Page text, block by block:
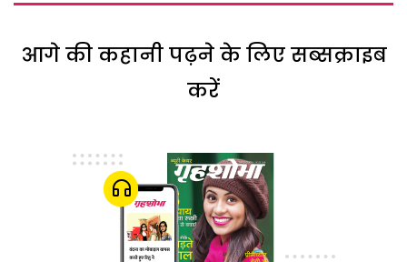
आगे की कहानी पढ़ने के लिए सब्सक्राइब
करें